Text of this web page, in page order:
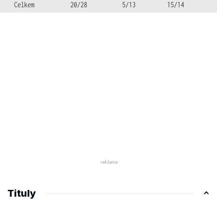
Celkem 20/28 5/13 15/14
Tituly